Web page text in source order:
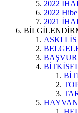
2022
2022 Hibe
2021
ASKI